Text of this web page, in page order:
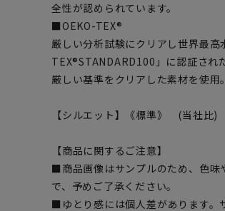
全性が認められています。
■OEKO-TEX®
厳しい分析試験にクリアし世界最
TEX®STANDARD100」に認証され
厳しい基準をクリアした素材を使用
【シルエット】《標準》 (当社比)
【商品に関するご注意】
■商品画像はサンプルのため、色味
で、予めご了承ください。
■ゆとり感には個人差があります。